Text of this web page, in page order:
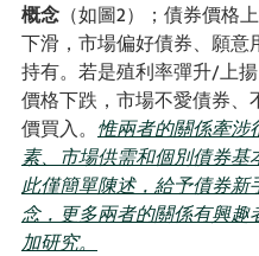
概念 （如圖2）；債券價格
下滑，市場偏好債券、願意
持有。若是殖利率彈升/上
價格下跌，市場不愛債券、
價買入。 惟兩者的關係牽涉
素、市場供需和個別債券基
此僅簡單陳述，給予債券新
念，更多兩者的關係有興趣
加研究。